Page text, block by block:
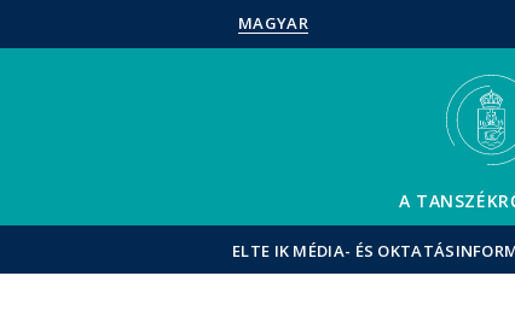
MAGYAR
A
ELTE IK MÉDIA- ÉS